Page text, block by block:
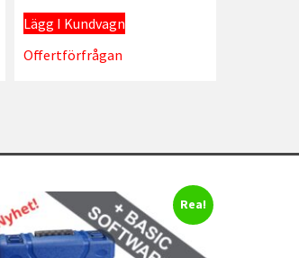
Lägg I Kundvagn
Offertförfrågan
Rea!